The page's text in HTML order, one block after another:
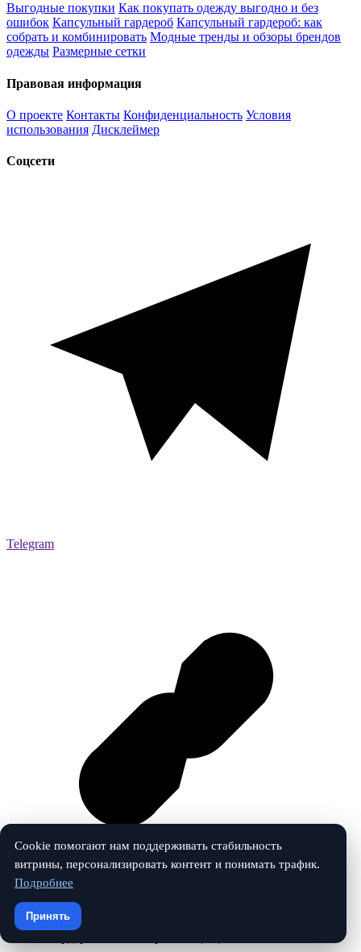
Выгодные покупки Как покупать одежду выгодно и без
ошибок Капсульный гардероб Капсульный гардероб: как
собрать и комбинировать Модные тренды и обзоры брендов
одежды Размерные сетки
Правовая информация
О проекте Контакты Конфиденциальность Условия
использования Дисклеймер
Соцсети
Telegram
Vk
Cookie помогают нам поддерживать стабильность
витрины, персонализировать контент и понимать трафик.
Подробнее
Принять